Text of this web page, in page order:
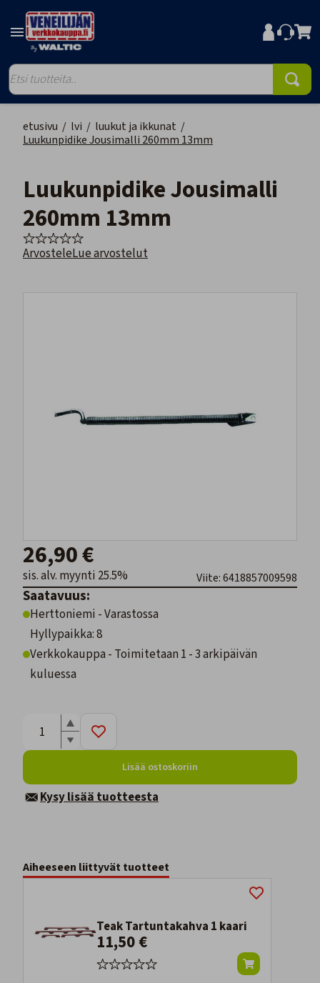
etusivu / lvi / luukut ja ikkunat /
Luukunpidike Jousimalli 260mm 13mm
Luukunpidike Jousimalli
260mm 13mm
ArvosteleLue arvostelut
26,90 €
sis. alv. myynti 25.5% Viite: 6418857009598
Saatavuus:
Herttoniemi - Varastossa
Hyllypaikka: 8
Verkkokauppa - Toimitetaan 1 - 3 arkipäivän
kuluessa
Lisää ostoskoriin
Kysy lisää tuotteesta
Aiheeseen liittyvät tuotteet
Teak Tartuntakahva 1 kaari
11,50 €